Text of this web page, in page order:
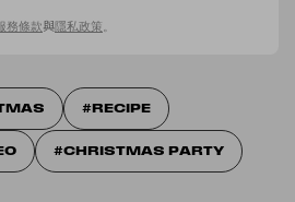
務條款與隱私政策。
RECIPE
CHRISTMAS PARTY